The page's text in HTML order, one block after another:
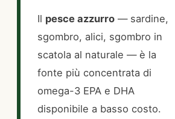
Il pesce azzurro — sardine,
sgombro, alici, sgombro in
scatola al naturale — è la
fonte più concentrata di
omega-3 EPA e DHA
disponibile a basso costo.